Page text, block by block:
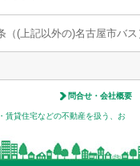
（(上記以外の)名古屋市バ
問合せ・会社概要
賃貸住宅などの不動産を扱う、お